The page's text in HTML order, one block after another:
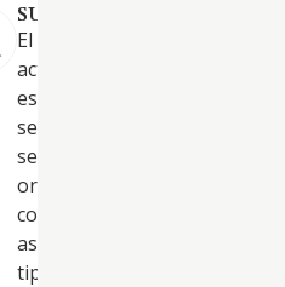
SURFEÑO SOCIEDAD
El objeto social será Las
actividades propias de los
establecimientos de bebidas,
servicios de catering y otros
servicios de comida, la
organización de todo tipo de
convenciones y eventos
así como la explotación de
tipo de eventos